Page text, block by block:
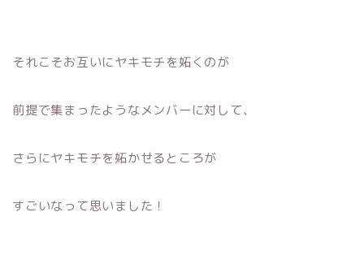
それこそお互いにヤキモチを妬くのが
前提で集まったようなメンバーに対して、
さらにヤキモチを妬かせるところが
すごいなって思いました！